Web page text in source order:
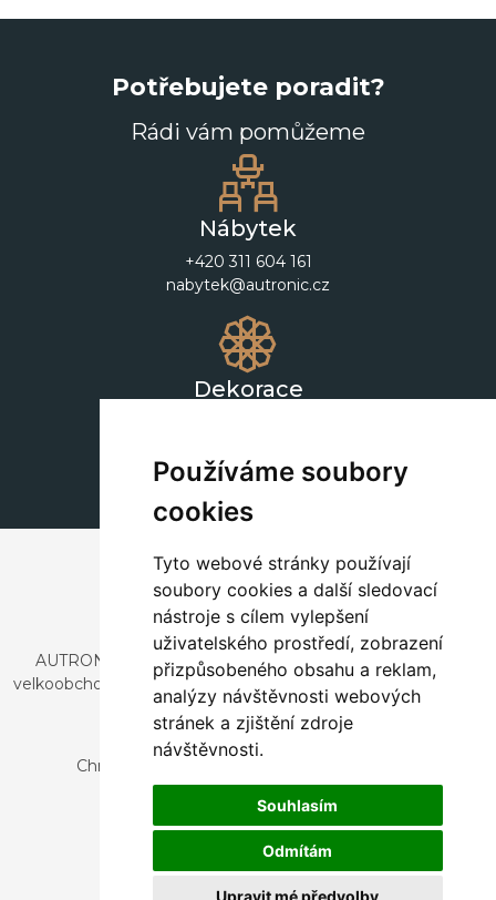
Používáme soubory
cookies
Tyto webové stránky používají
soubory cookies a další sledovací
nástroje s cílem vylepšení
uživatelského prostředí, zobrazení
přizpůsobeného obsahu a reklam,
analýzy návštěvnosti webových
stránek a zjištění zdroje
návštěvnosti.
Souhlasím
Odmítám
Upravit mé předvolby
Potřebujete poradit?
Rádi vám pomůžeme
Nábytek
+420 311 604 161
nabytek@autronic.cz
Dekorace
AUTRONIC, s.r.o. je společnost zabývající se dovozem a
velkoobchodním prodejem designového i stylového nábytku
a dekorací.
Česká republika
Chrustenice 270, 267 12 Loděnice u Berouna
Slovensko
Nová 366, 032 02 Závažná Poruba